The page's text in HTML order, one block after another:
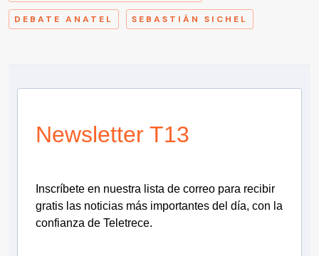
DEBATE ANATEL SEBASTIÁN SICHEL
Newsletter T13
Inscríbete en nuestra lista de correo para recibir
gratis las noticias más importantes del día, con la
confianza de Teletrece.